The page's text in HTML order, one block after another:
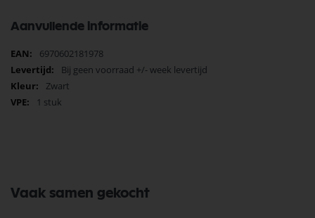
Lang indrukken voor nachtmodus of CCT-kleuraanpassing
Perfect voor wie zijn verlichting met gemak wil personaliseren, biedt
dit dimmer paneel niet alleen functionaliteit, maar ook esthetiek met
zijn stijlvolle matte zwarte uitvoering. Ideaal voor elke moderne kamer
waar sfeerlicht gewenst is.
Aanvullende informatie
Meer
informatie
6970602181978
Bij geen voorraad +/- week levertijd
Zwart
1 stuk
Vaak samen gekocht